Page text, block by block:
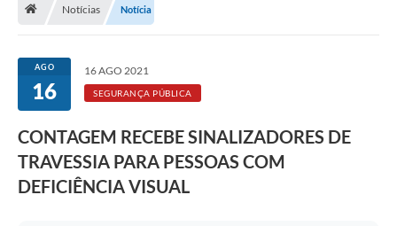
Rotativo
Atendimento
Transparência
Prefeitura
Notícias Notícia
AGO
16
16 AGO 2021
SEGURANÇA PÚBLICA
CONTAGEM RECEBE SINALIZADORES DE
TRAVESSIA PARA PESSOAS COM
DEFICIÊNCIA VISUAL